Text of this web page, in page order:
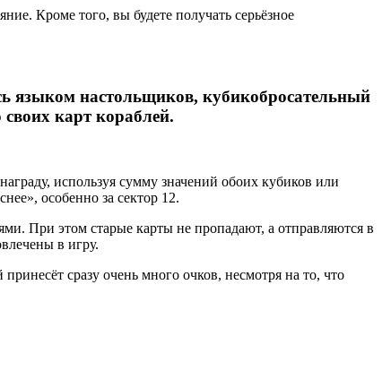
Кроме того, вы будете получать серьёзное
языком настольщиков, кубикобросательный
карт кораблей.
используя сумму значений обоих кубиков или
особенно за сектор 12.
При этом старые карты не пропадают, а отправляются в
в игру.
сразу очень много очков, несмотря на то, что